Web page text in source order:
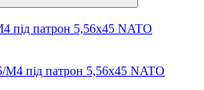
під патрон 5,56х45 NATO